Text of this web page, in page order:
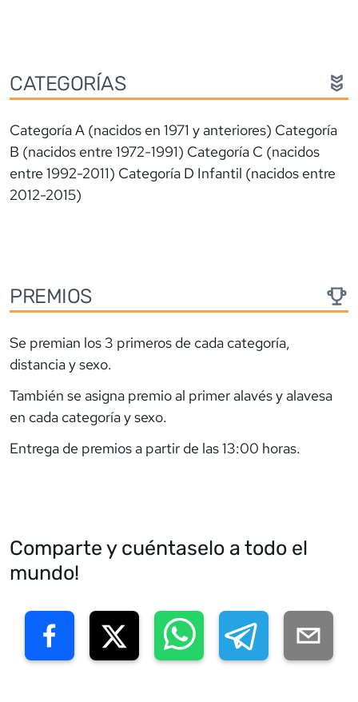
CATEGORÍAS
Categoría A (nacidos en 1971 y anteriores) Categoría
B (nacidos entre 1972-1991) Categoría C (nacidos
entre 1992-2011) Categoría D Infantil (nacidos entre
2012-2015)
PREMIOS
Se premian los 3 primeros de cada categoría,
distancia y sexo.
También se asigna premio al primer alavés y alavesa
en cada categoría y sexo.
Entrega de premios a partir de las 13:00 horas.
Comparte y cuéntaselo a todo el
mundo!